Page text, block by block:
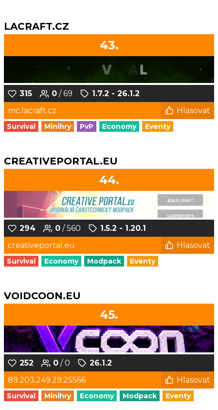
LACRAFT.CZ
43.
315 0 / 69
1.7.2 - 26.1.2
mc.lacraft.cz
Hlasovat
Survival Minihry PvP Economy Eventy
CREATIVEPORTAL.EU
44.
294 0 / 560
1.5.2 - 1.20.1
creativeportal.eu
Hlasovat
Survival Economy Modpack Eventy
VOIDCOON.EU
45.
252 0 / 0
26.1.2
89.203.249.29:25566
Hlasovat
Survival Minihry Economy Modpack Eventy